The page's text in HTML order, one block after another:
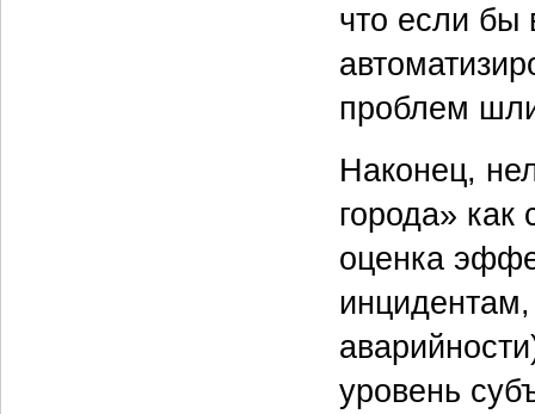
что если бы
проблем
Наконец,
города»
оценка
уровень